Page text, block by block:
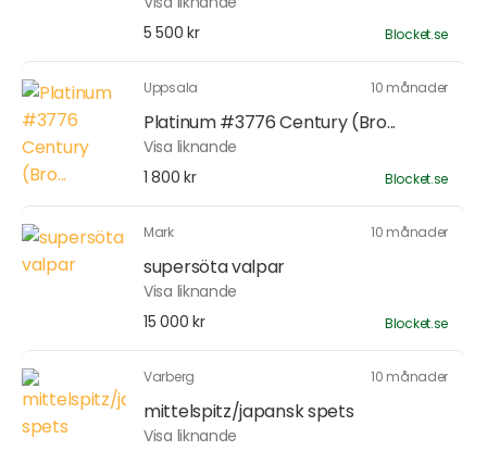
5 500 kr
Blocket.se
Uppsala 10 månader
Platinum #3776 Century (Bro...
Visa liknande
1 800 kr
Blocket.se
Mark 10 månader
supersöta valpar
Visa liknande
15 000 kr
Blocket.se
Varberg 10 månader
mittelspitz/japansk spets
Visa liknande